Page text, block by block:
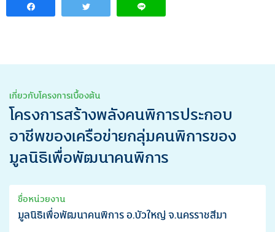
เกี่ยวกับโครงการเบื้องต้น
โครงการสร้างพลังคนพิการประกอบ
อาชีพของเครือข่ายกลุ่มคนพิการของ
มูลนิธิเพื่อพัฒนาคนพิการ
ชื่อหน่วยงาน
มูลนิธิเพื่อพัฒนาคนพิการ อ.บัวใหญ่ จ.นครราชสีมา